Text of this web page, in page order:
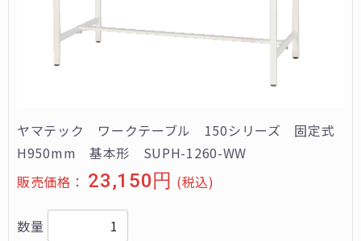
ヤマテック ワークテーブル 150シリーズ 固定式
H950mm 基本形 SUPH-1260-WW
販売価格： 23,150円 (税込)
数量